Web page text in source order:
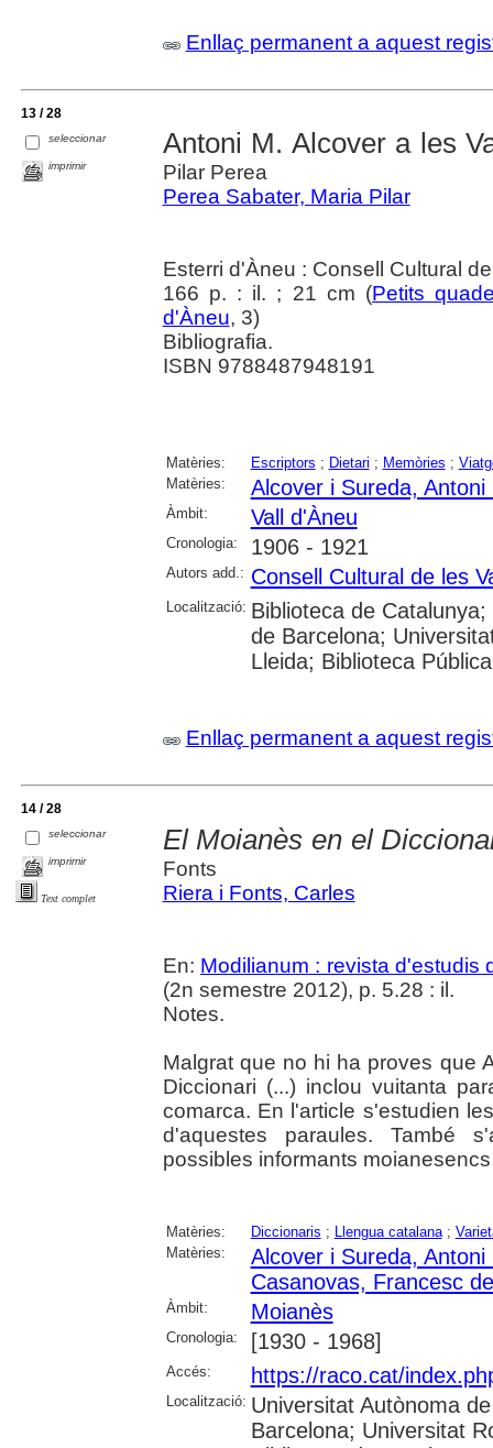
Enllaç permanent a aquest
13 / 28
seleccionar
imprimir
Antoni M. Alcover a les
Pilar Perea
Perea Sabater, Maria Pilar
Esterri d'Àneu : Consell Cultural
166 p. : il. ; 21 cm (Petits
d'Àneu, 3)
Bibliografia.
ISBN 9788487948191
Matèries: Escriptors ; Dietari ; Memòries ;
Matèries:
Alcover i Sureda, Antoni
Àmbit: Vall d'Àneu
Cronologia: 1906 - 1921
Autors add.: Consell Cultural de les
Localització: Biblioteca de
de Barcelona;
Lleida; Biblioteca
Enllaç permanent a aquest
14 / 28
seleccionar
imprimir
Text complet
El Moianès en el
Fonts
Riera i Fonts, Carles
En: Modilianum : revista d'estudis
(2n semestre 2012), p. 5.28 : il.
Notes.
Malgrat que no hi ha proves que
Diccionari (...) inclou vuitanta
comarca. En l'article s'estudien
d'aquestes paraules. També
possibles informants
Matèries: Diccionaris ; Llengua catalana;
Matèries:
Alcover i Sureda, Antoni
Casanovas, Francesc
Àmbit: Moianès
Cronologia: [1930 - 1968]
Accés: https://raco.cat/
Localització: Universitat Autònoma
Barcelona; Universitat